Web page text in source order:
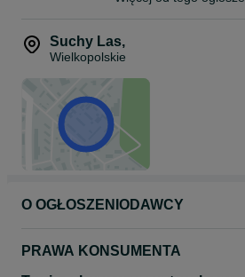
--> METALOWE ORGINALNE
Kabina estetycznie wykonana, gotowa
->Wysyłka na terenie całej Polski
-> W ofercie posiadam również maski
Zapraszam do kontaktu telefonicznego.
‼️667x669x266‼️
KoźminWielkopolski]
__ Zapraszam do kontaktu – chętnie
Suchy Las,
Wielkopolskie
O OGŁOSZENIODAWCY
PRAWA KONSUMENTA